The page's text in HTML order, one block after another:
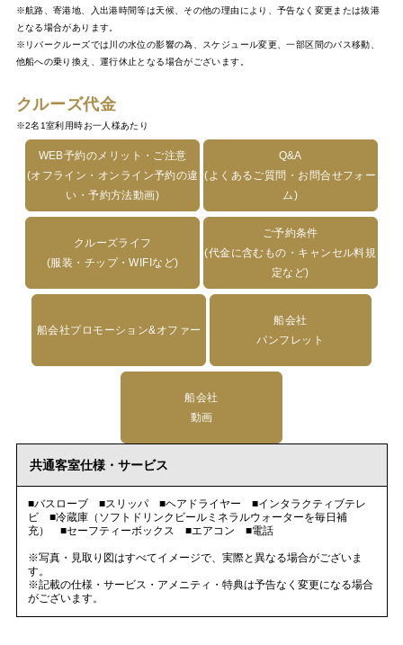
※航路、寄港地、入出港時間等は天候、その他の理由により、予告なく変更または抜港
となる場合があります。
※リバークルーズでは川の水位の影響の為、スケジュール変更、一部区間のバス移動、
他船への乗り換え、運行休止となる場合がございます。
クルーズ代金
※2名1室利用時お一人様あたり
WEB予約のメリット・ご注意
(オフライン・オンライン予約の違
い・予約方法動画)
Q&A
(よくあるご質問・お問合せフォー
ム)
クルーズライフ
(服装・チップ・WIFIなど)
ご予約条件
(代金に含むもの・キャンセル料規
定など)
船会社プロモーション&オファー
船会社
パンフレット
船会社
動画
共通客室仕様・サービス
■バスローブ ■スリッパ ■ヘアドライヤー ■インタラクティブテレ
ビ ■冷蔵庫（ソフトドリンクビールミネラルウォーターを毎日補
充） ■セーフティーボックス ■エアコン ■電話
※写真・見取り図はすべてイメージで、実際と異なる場合がございま
す。
※記載の仕様・サービス・アメニティ・特典は予告なく変更になる場合
がございます。